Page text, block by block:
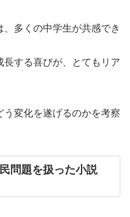
多くの中学生が共感でき
する喜びが、とてもリア
変化を遂げるのかを考察
問題を扱った小説